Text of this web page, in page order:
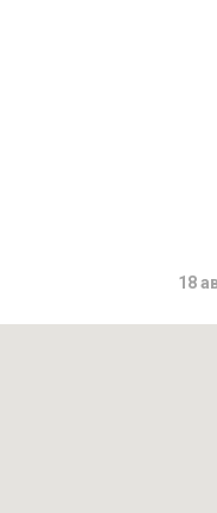
18